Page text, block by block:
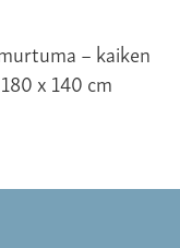
– kaiken
x 140 cm